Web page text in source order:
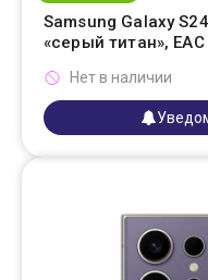
Samsung Galaxy
«серый титан», EAC
Нет в наличии